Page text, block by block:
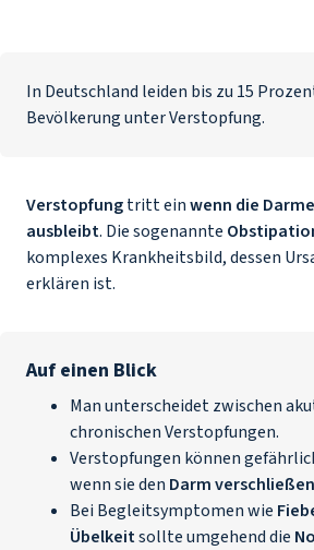
In Deutschland leiden bis zu 15
Bevölkerung unter Verstopfung.
Verstopfungtritt einwenn die
ausbleibt. Die sogenannte
komplexes Krankheitsbild, dessen
erklären ist.
Auf einen Blick
Man unterscheidet zwischen
chronischen Verstopfungen.
Verstopfungen können
wenn sie den Darm verschließen
Bei Begleitsymptomen wie
Übelkeitsollte umgehend die